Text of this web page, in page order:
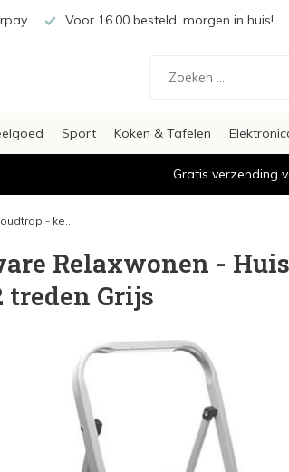
Voor 16.00 besteld, morgen in huis!
Sport Koken & Tafelen
Gratis verzending
- ke...
Relaxwonen -
Grijs